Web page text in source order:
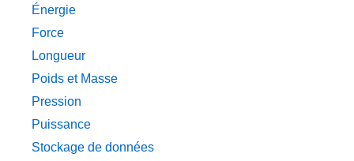
Énergie
Force
Longueur
Poids et Masse
Pression
Puissance
Stockage de données